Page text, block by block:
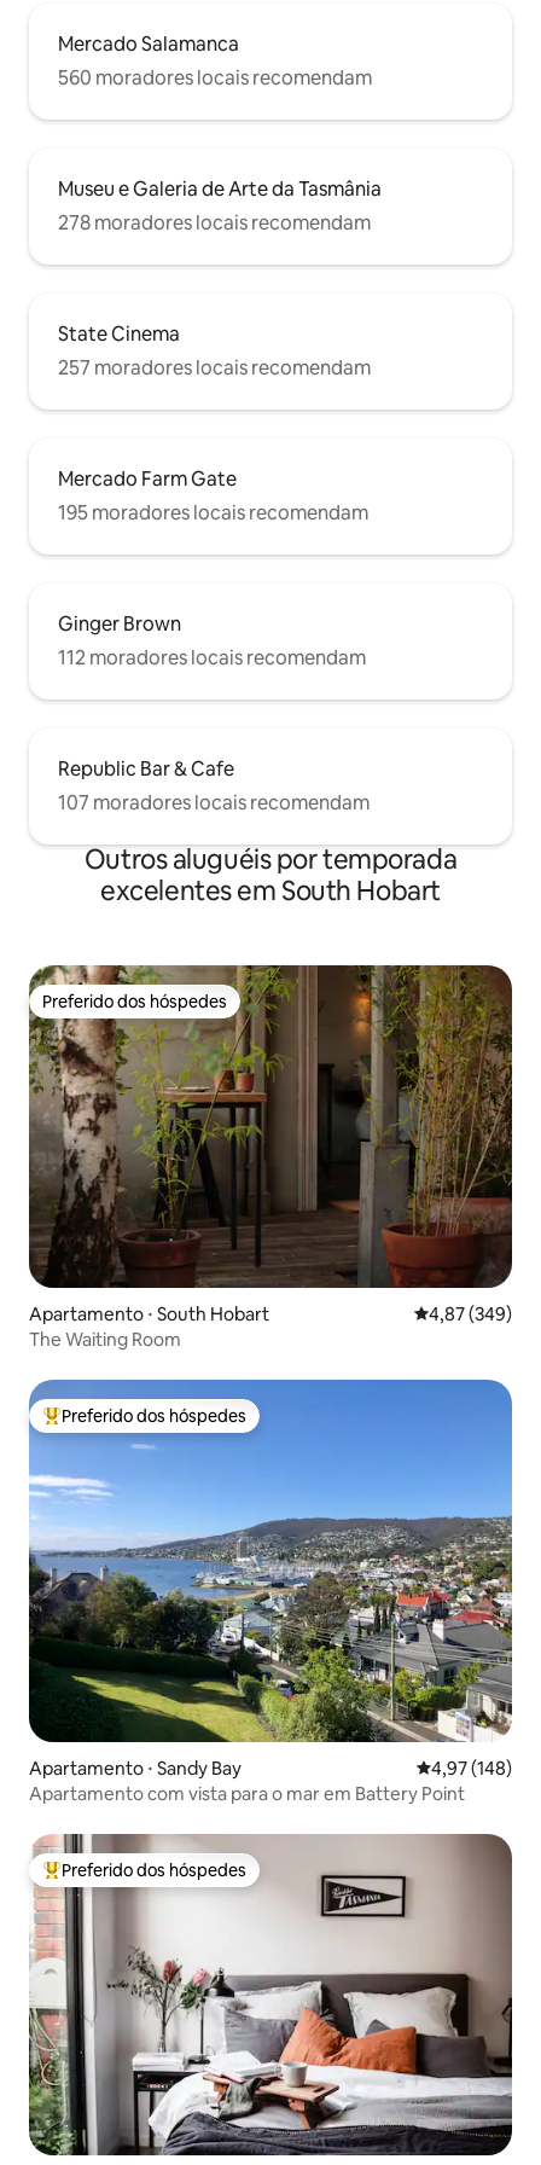
Mercado Salamanca
560 moradores locais recomendam
Museu e Galeria de Arte da Tasmânia
278 moradores locais recomendam
State Cinema
257 moradores locais recomendam
Mercado Farm Gate
195 moradores locais recomendam
Ginger Brown
112 moradores locais recomendam
Republic Bar & Cafe
107 moradores locais recomendam
Outros aluguéis por temporada
excelentes em South Hobart
Preferido dos hóspedes
Preferido dos hóspedes
Apartamento ⋅ South Hobart 4,87 de uma
4,87 (349)
The Waiting Room
Entre os melhores preferidos dos hóspedes
Preferido dos hóspedes
Apartamento ⋅ Sandy Bay 4,97 de uma
4,97 (148)
Apartamento com vista para o mar em Battery Point
Entre os melhores preferidos dos hóspedes
Preferido dos hóspedes